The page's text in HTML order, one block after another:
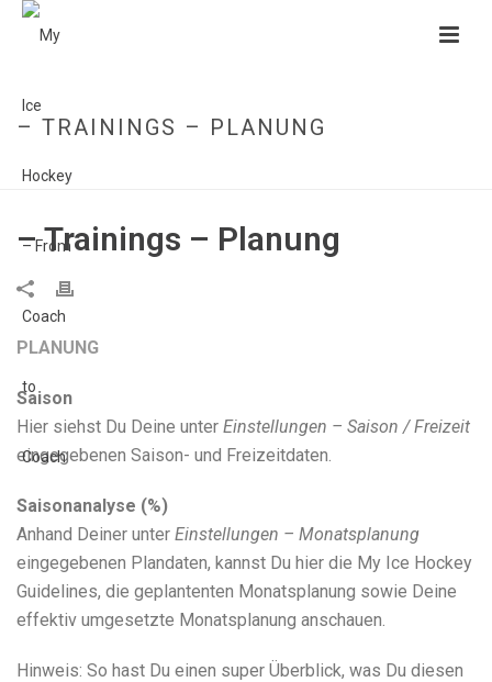
– TRAININGS – PLANUNG
– Trainings – Planung
PLANUNG
Saison
Hier siehst Du Deine unter Einstellungen – Saison / Freizeit
eingegebenen Saison- und Freizeitdaten.
Saisonanalyse (%)
Anhand Deiner unter Einstellungen – Monatsplanung
eingegebenen Plandaten, kannst Du hier die My Ice Hockey
Guidelines, die geplantenten Monatsplanung sowie Deine
effektiv umgesetzte Monatsplanung anschauen.
Hinweis: So hast Du einen super Überblick, was Du diesen